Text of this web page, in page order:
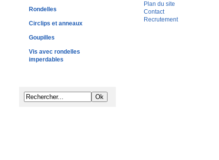
Rondelles
Circlips et anneaux
Goupilles
Vis avec rondelles
imperdables
Plan du site
Contact
Recrutement